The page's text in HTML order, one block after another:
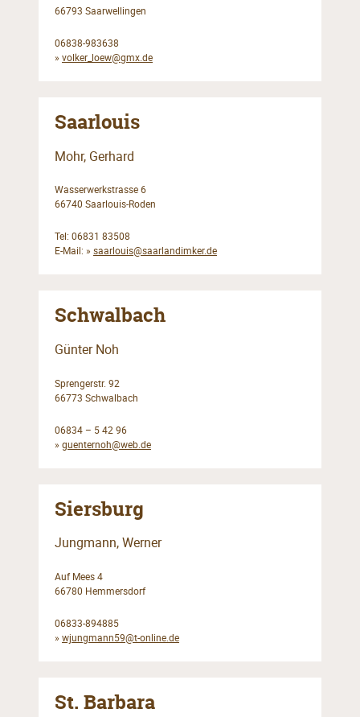
66793 Saarwellingen
06838-983638
» volker_loew@gmx.de
Saarlouis
Mohr, Gerhard
Wasserwerkstrasse 6
66740 Saarlouis-Roden
Tel: 06831 83508
E-Mail: » saarlouis@saarlandimker.de
Schwalbach
Günter Noh
Sprengerstr. 92
66773 Schwalbach
06834 – 5 42 96
» guenternoh@web.de
Siersburg
Jungmann, Werner
Auf Mees 4
66780 Hemmersdorf
06833-894885
» wjungmann59@t-online.de
St. Barbara